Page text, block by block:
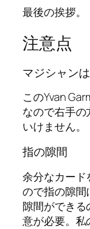
最後の挨拶。
注意点
マジシャン
このYvan
なので右手の
いけません。
指の隙間
余分なカード
ので指の隙間
隙間ができ
意が必要。私